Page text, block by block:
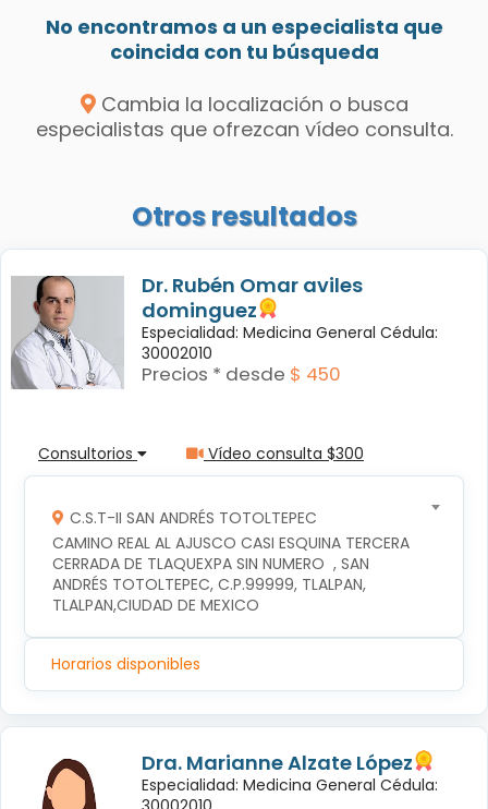
No encontramos a un especialista que
coincida con tu búsqueda
Cambia la localización o busca
especialistas que ofrezcan vídeo consulta.
Otros resultados
Dr. Rubén Omar aviles
dominguez
Especialidad: Medicina General Cédula:
30002010
Precios * desde $ 450
Consultorios Vídeo consulta $300
C.S.T-II SAN ANDRÉS TOTOLTEPEC
CAMINO REAL AL AJUSCO CASI ESQUINA TERCERA
CERRADA DE TLAQUEXPA SIN NUMERO  , SAN
ANDRÉS TOTOLTEPEC, C.P.99999, TLALPAN,
TLALPAN,CIUDAD DE MEXICO
Horarios disponibles
Dra. Marianne Alzate López
Especialidad: Medicina General Cédula: